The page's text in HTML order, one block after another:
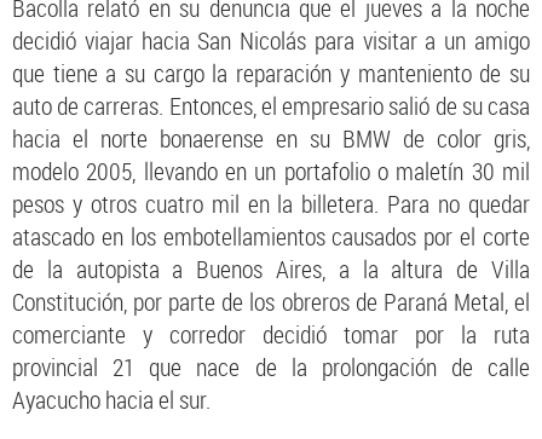
Bacolla relató en su denuncia que el jueves a la noche
decidió viajar hacia San Nicolás para visitar a un amigo
que tiene a su cargo la reparación y manteniento de su
auto de carreras. Entonces, el empresario salió de su casa
hacia el norte bonaerense en su BMW de color gris,
modelo 2005, llevando en un portafolio o maletín 30 mil
pesos y otros cuatro mil en la billetera. Para no quedar
atascado en los embotellamientos causados por el corte
de la autopista a Buenos Aires, a la altura de Villa
Constitución, por parte de los obreros de Paraná Metal, el
comerciante y corredor decidió tomar por la ruta
provincial 21 que nace de la prolongación de calle
Ayacucho hacia el sur.